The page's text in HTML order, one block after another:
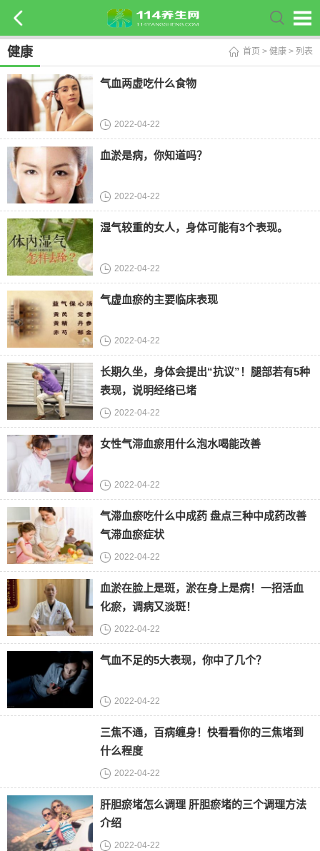
健康 首页 > 健康 > 列表
气血两虚吃什么食物
2022-04-22
血淤是病，你知道吗？
2022-04-22
湿气较重的女人，身体可能有3个表现。
2022-04-22
气虚血瘀的主要临床表现
2022-04-22
长期久坐，身体会提出“抗议”！腿部若有5种
表现，说明经络已堵
2022-04-22
女性气滞血瘀用什么泡水喝能改善
2022-04-22
气滞血瘀吃什么中成药 盘点三种中成药改善
气滞血瘀症状
2022-04-22
血淤在脸上是斑，淤在身上是病！一招活血
化瘀，调病又淡斑！
2022-04-22
气血不足的5大表现，你中了几个？
2022-04-22
三焦不通，百病缠身！快看看你的三焦堵到
什么程度
2022-04-22
肝胆瘀堵怎么调理 肝胆瘀堵的三个调理方法
介绍
2022-04-22